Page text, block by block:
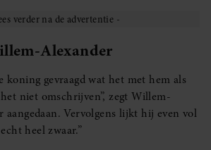
Alexander
koning gevraagd wat het met hem als
niet omschrijven”, zegt Willem-
aangedaan. Vervolgens lijkt hij even vol
heel zwaar.”